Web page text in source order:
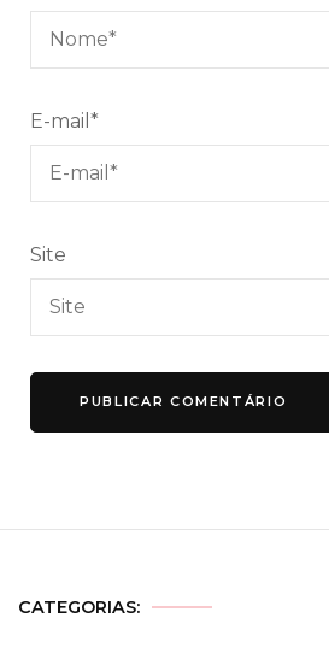
E-mail *
Site
CATEGORIAS: